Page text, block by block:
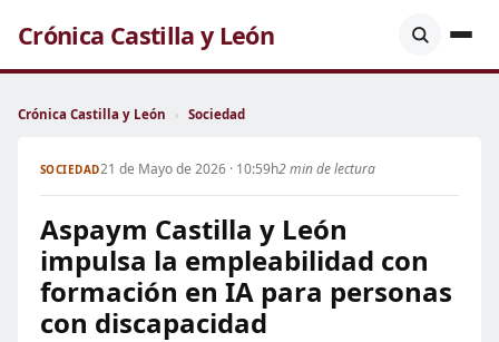
Crónica Castilla y León
Crónica Castilla y León › Sociedad
SOCIEDAD21 de Mayo de 2026 · 10:59h2 min de lectura
Aspaym Castilla y León
impulsa la empleabilidad con
formación en IA para personas
con discapacidad